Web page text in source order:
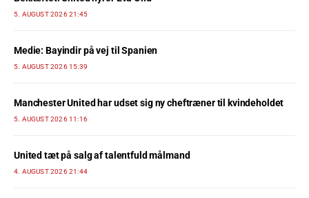
5. AUGUST 2026 21:45
Medie: Bayindir på vej til Spanien
5. AUGUST 2026 15:39
Manchester United har udset sig ny cheftræner til kvindeholdet
5. AUGUST 2026 11:16
United tæt på salg af talentfuld målmand
4. AUGUST 2026 21:44